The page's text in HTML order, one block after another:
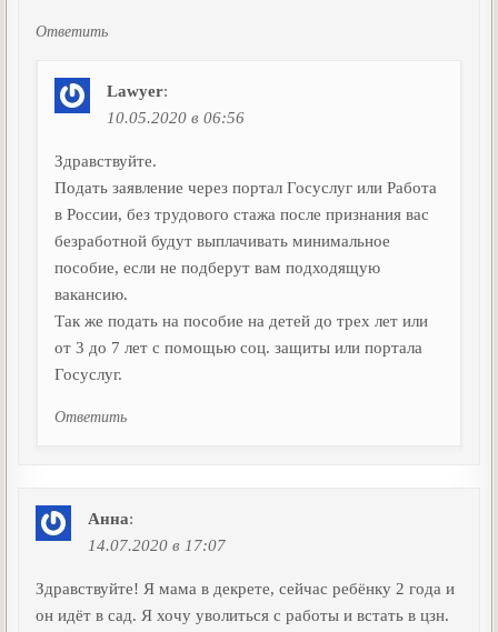
Ответить
Lawyer:
10.05.2020 в 06:56
Здравствуйте.
Подать заявление через портал Госуслуг или Работа
в России, без трудового стажа после признания вас
безработной будут выплачивать минимальное
пособие, если не подберут вам подходящую
вакансию.
Так же подать на пособие на детей до трех лет или
от 3 до 7 лет с помощью соц. защиты или портала
Госуслуг.
Ответить
Анна:
14.07.2020 в 17:07
Здравствуйте! Я мама в декрете, сейчас ребёнку 2 года и
он идёт в сад. Я хочу уволиться с работы и встать в цзн.